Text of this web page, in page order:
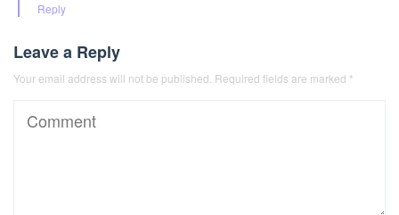
Reply
Leave a Reply
Your email address will not be published. Required fields are marked *